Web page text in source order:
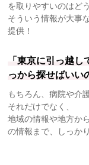
を取りやすいのはど
そういう情報が大事
提供！
「東京に引っ越
っから探せばいい
もちろん、病院や介
それだけでなく、
地域の情報や地方か
の情報まで、しっか